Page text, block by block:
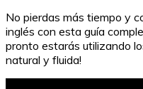
No pierdas más tiempo y
inglés con esta guía
pronto estarás utilizando
natural y fluida!